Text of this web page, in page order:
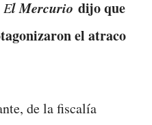
El Mercurio dijo que
el atraco
de la fiscalía